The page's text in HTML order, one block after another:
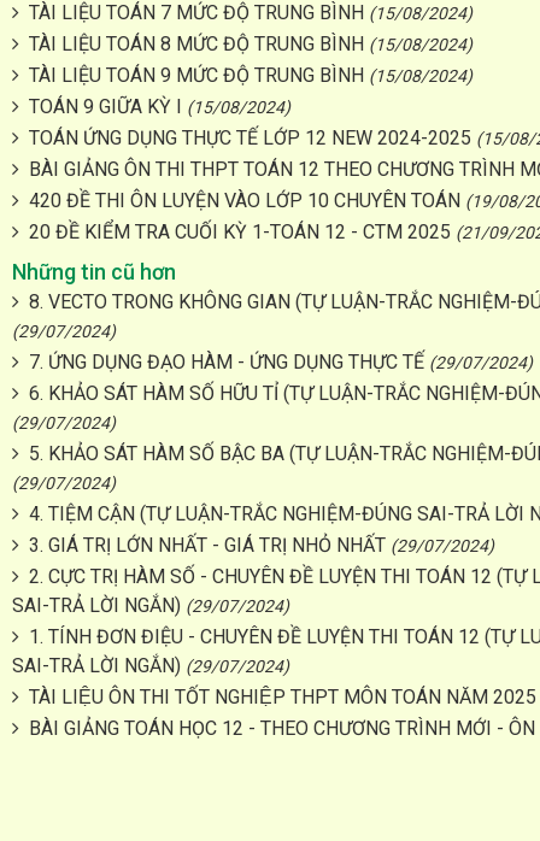
TÀI LIỆU TOÁN 7 MỨC ĐỘ TRUNG BÌNH (15/08/2024)
TÀI LIỆU TOÁN 8 MỨC ĐỘ TRUNG BÌNH (15/08/2024)
TÀI LIỆU TOÁN 9 MỨC ĐỘ TRUNG BÌNH (15/08/2024)
TOÁN 9 GIỮA KỲ I (15/08/2024)
TOÁN ỨNG DỤNG THỰC TẾ LỚP 12 NEW 2024-2025 (15/08/
BÀI GIẢNG ÔN THI THPT TOÁN 12 THEO CHƯƠNG TRÌNH
420 ĐỀ THI ÔN LUYỆN VÀO LỚP 10 CHUYÊN TOÁN (19/08/
20 ĐỀ KIỂM TRA CUỐI KỲ 1-TOÁN 12 - CTM 2025 (21/09/
Những tin cũ hơn
8. VECTO TRONG KHÔNG GIAN (TỰ LUẬN-TRẮC NGHIỆM-
(29/07/2024)
7. ỨNG DỤNG ĐẠO HÀM - ỨNG DỤNG THỰC TẾ (29/07/2024)
6. KHẢO SÁT HÀM SỐ HỮU TỈ (TỰ LUẬN-TRẮC NGHIỆM-
(29/07/2024)
5. KHẢO SÁT HÀM SỐ BẬC BA (TỰ LUẬN-TRẮC NGHIỆM-
(29/07/2024)
4. TIỆM CẬN (TỰ LUẬN-TRẮC NGHIỆM-ĐÚNG SAI-TRẢ LỜI
3. GIÁ TRỊ LỚN NHẤT - GIÁ TRỊ NHỎ NHẤT (29/07/2024)
2. CỰC TRỊ HÀM SỐ - CHUYÊN ĐỀ LUYỆN THI TOÁN 12 (TỰ
SAI-TRẢ LỜI NGẮN) (29/07/2024)
1. TÍNH ĐƠN ĐIỆU - CHUYÊN ĐỀ LUYỆN THI TOÁN 12 (TỰ
SAI-TRẢ LỜI NGẮN) (29/07/2024)
TÀI LIỆU ÔN THI TỐT NGHIỆP THPT MÔN TOÁN NĂM 2025
BÀI GIẢNG TOÁN HỌC 12 - THEO CHƯƠNG TRÌNH MỚI -